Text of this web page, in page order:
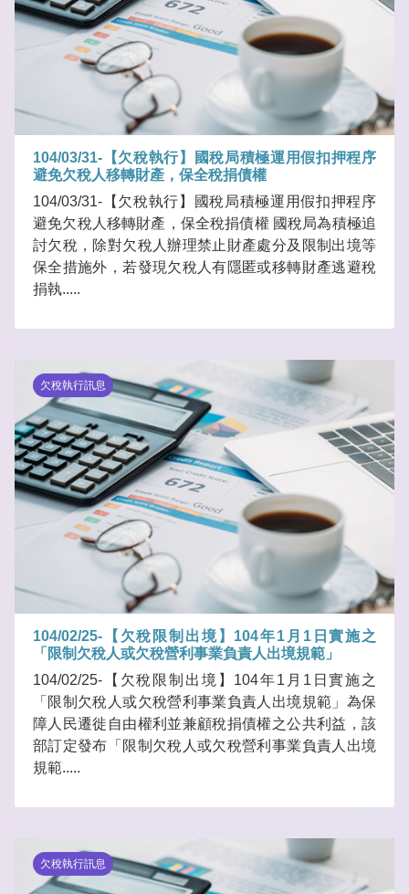
104/03/31-【欠稅執行】國稅局積極運用假扣押程序
避免欠稅人移轉財產，保全稅捐債權
104/03/31-【欠稅執行】國稅局積極運用假扣押程序
避免欠稅人移轉財產，保全稅捐債權 國稅局為積極追
討欠稅，除對欠稅人辦理禁止財產處分及限制出境等
保全措施外，若發現欠稅人有隱匿或移轉財產逃避稅
捐執.....
欠稅執行訊息
104/02/25-【欠稅限制出境】104年1月1日實施之
「限制欠稅人或欠稅營利事業負責人出境規範」
104/02/25-【欠稅限制出境】104年1月1日實施之
「限制欠稅人或欠稅營利事業負責人出境規範」為保
障人民遷徙自由權利並兼顧稅捐債權之公共利益，該
部訂定發布「限制欠稅人或欠稅營利事業負責人出境
規範.....
欠稅執行訊息